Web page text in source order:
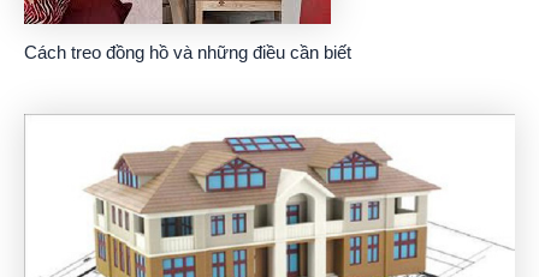
Cách treo đồng hồ và những điều cần biết